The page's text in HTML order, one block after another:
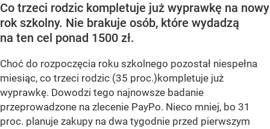
Co trzeci rodzic kompletuje już wyprawkę na nowy
rok szkolny. Nie brakuje osób, które wydadzą
na ten cel ponad 1500 zł.
Choć do rozpoczęcia roku szkolnego pozostał niespełna
miesiąc, co trzeci rodzic (35 proc.)kompletuje już
wyprawkę. Dowodzi tego najnowsze badanie
przeprowadzone na zlecenie PayPo. Nieco mniej, bo 31
proc. planuje zakupy na dwa tygodnie przed pierwszym